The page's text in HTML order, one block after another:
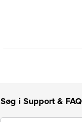
Søg i Support & FAQ